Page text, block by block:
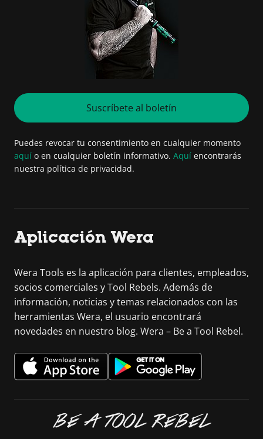
Suscríbete al boletín
Puedes revocar tu consentimiento en cualquier momento
aquí o en cualquier boletín informativo. Aquí encontrarás
nuestra política de privacidad.
Aplicación Wera
Wera Tools es la aplicación para clientes, empleados,
socios comerciales y Tool Rebels. Además de
información, noticias y temas relacionados con las
herramientas Wera, el usuario encontrará
novedades en nuestro blog. Wera – Be a Tool Rebel.
BE A TOOL REBEL